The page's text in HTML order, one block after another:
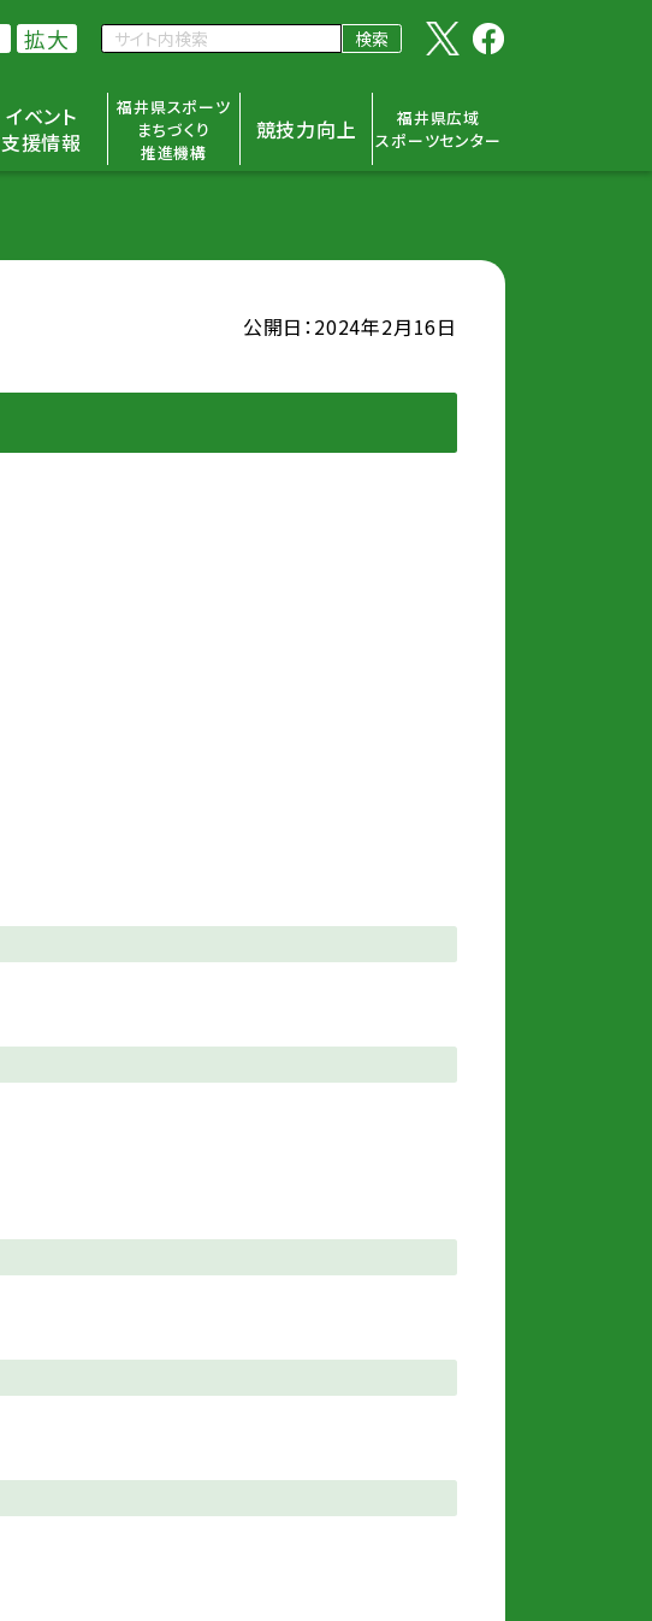
拡大
イベント
支援情報
福井県スポーツ
まちづくり
推進機構
競技力向上
福井県広域
スポーツセンター
公開日：2024年2月16日